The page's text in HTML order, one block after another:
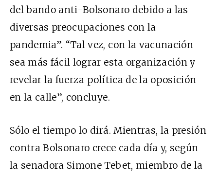
del bando anti-Bolsonaro debido a las
diversas preocupaciones con la
pandemia”. “Tal vez, con la vacunación
sea más fácil lograr esta organización y
revelar la fuerza política de la oposición
en la calle”, concluye.
Sólo el tiempo lo dirá. Mientras, la presión
contra Bolsonaro crece cada día y, según
la senadora Simone Tebet, miembro de la